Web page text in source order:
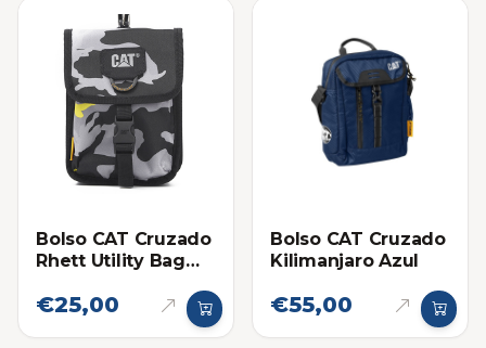
Bolso CAT Cruzado
Rhett Utility Bag
€25,00
Bolso CAT Cruzado
Kilimanjaro Azul
€55,00